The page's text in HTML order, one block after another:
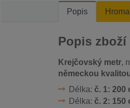
Popis
Popis zboží
Krejčovský metr,
německou
Délka: č. 1: 200
Délka: č. 2: 150